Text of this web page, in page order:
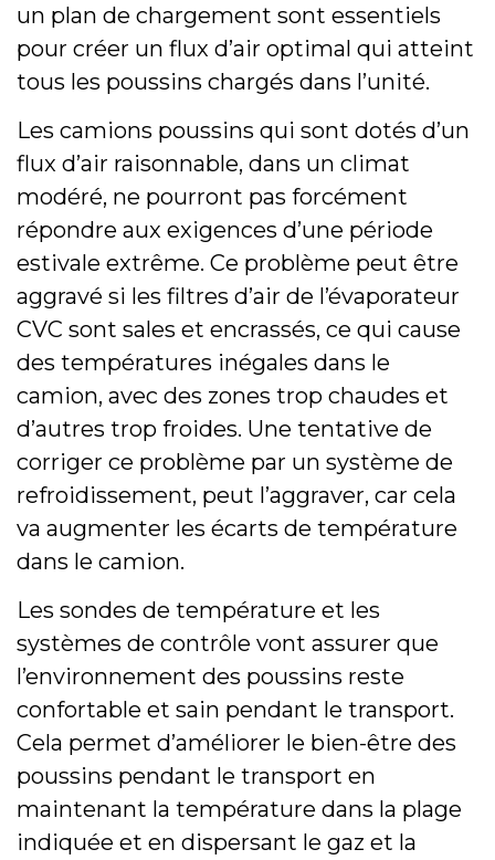
un plan de chargement sont essentiels
pour créer un flux d’air optimal qui atteint
tous les poussins chargés dans l’unité.
Les camions poussins qui sont dotés d’un
flux d’air raisonnable, dans un climat
modéré, ne pourront pas forcément
répondre aux exigences d’une période
estivale extrême. Ce problème peut être
aggravé si les filtres d’air de l’évaporateur
CVC sont sales et encrassés, ce qui cause
des températures inégales dans le
camion, avec des zones trop chaudes et
d’autres trop froides. Une tentative de
corriger ce problème par un système de
refroidissement, peut l’aggraver, car cela
va augmenter les écarts de température
dans le camion.
Les sondes de température et les
systèmes de contrôle vont assurer que
l’environnement des poussins reste
confortable et sain pendant le transport.
Cela permet d’améliorer le bien-être des
poussins pendant le transport en
maintenant la température dans la plage
indiquée et en dispersant le gaz et la